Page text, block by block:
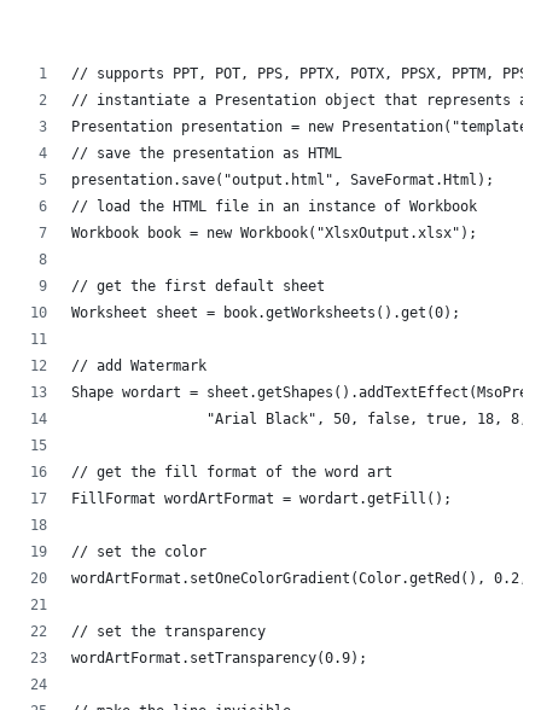
// supports PPT, POT, PPS, PPTX, POTX, PPSX, PPTM,
// instantiate a Presentation object that represents a
Presentation presentation = new
// save the presentation as HTML
presentation.save("output.html", SaveFormat.Html);
// load the HTML file in an instance of Workbook
Workbook book = new Workbook("XlsxOutput.xlsx");
// get the first default sheet
Worksheet sheet = book.getWorksheets().get(0);
// add Watermark
Shape wordart =
"Arial Black", 50, false, true, 18, 8,
// get the fill format of the word art
FillFormat wordArtFormat = wordart.getFill();
// set the color
wordArtFormat.setOneColorGradient(Color.getRed(), 0.2,
// set the transparency
wordArtFormat.setTransparency(0.9);